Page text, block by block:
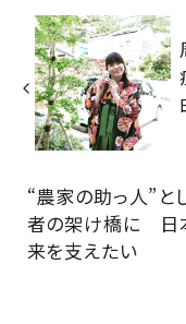
“農家の助っ人”と
者の架け橋に 日
来を支えたい